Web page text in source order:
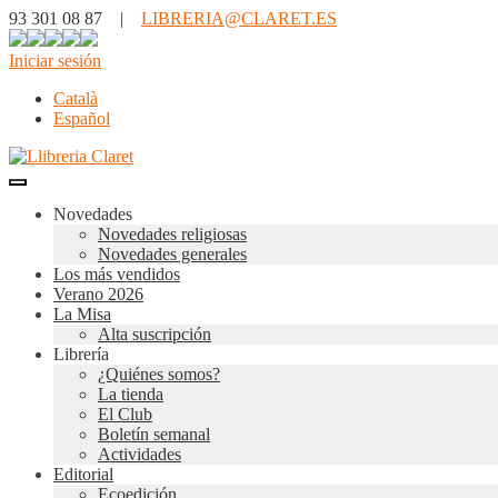
93 301 08 87 | LIBRERIA@CLARET.ES
Iniciar sesión
Català
Español
Novedades
Novedades religiosas
Novedades generales
Los más vendidos
Verano 2026
La Misa
Alta suscripción
Librería
¿Quiénes somos?
La tienda
El Club
Boletín semanal
Actividades
Editorial
Ecoedición